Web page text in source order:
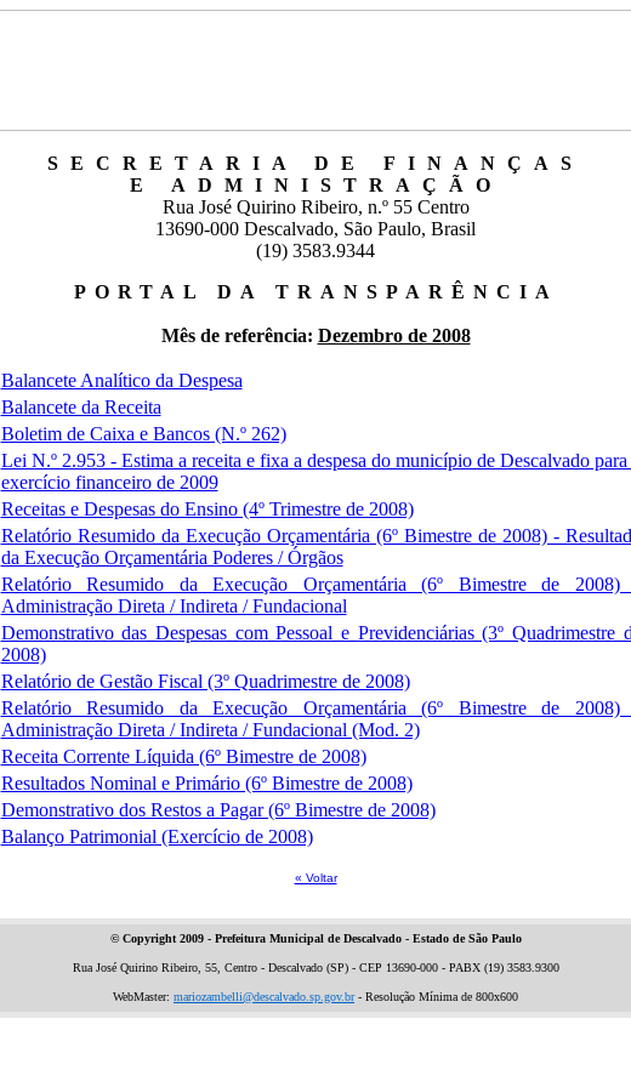
SECRETARIA DE FINANÇAS
E ADMINISTRAÇÃO
Rua José Quirino Ribeiro, n.º 55 Centro
13690-000 Descalvado, São Paulo, Brasil
(19) 3583.9344
PORTAL DA TRANSPARÊNCIA
Mês de referência: Dezembro de 2008
Balancete Analítico da Despesa
Balancete da Receita
Boletim de Caixa e Bancos (N.º 262)
Lei N.º 2.953 - Estima a receita e fixa a despesa do município de Descalvado para
exercício financeiro de 2009
Receitas e Despesas do Ensino (4º Trimestre de 2008)
Relatório Resumido da Execução Orçamentária (6º Bimestre de 2008) -
da Execução Orçamentária Poderes / Órgãos
Relatório Resumido da Execução Orçamentária (6º Bimestre de
Administração Direta / Indireta / Fundacional
Demonstrativo das Despesas com Pessoal e Previdenciárias (3º Quadrimestre
2008)
Relatório de Gestão Fiscal (3º Quadrimestre de 2008)
Relatório Resumido da Execução Orçamentária (6º Bimestre de
Administração Direta / Indireta / Fundacional (Mod. 2)
Receita Corrente Líquida (6º Bimestre de 2008)
Resultados Nominal e Primário (6º Bimestre de 2008)
Demonstrativo dos Restos a Pagar (6º Bimestre de 2008)
Balanço Patrimonial (Exercício de 2008)
« Voltar
© Copyright 2009 - Prefeitura Municipal de Descalvado - Estado de São Paulo
Rua José Quirino Ribeiro, 55, Centro - Descalvado (SP) - CEP 13690-000 - PABX (19) 3583.9300
WebMaster: mariozambelli@descalvado.sp.gov.br - Resolução Mínima de 800x600